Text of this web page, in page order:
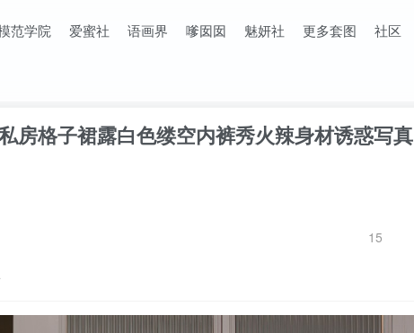
范学院 爱蜜社 语画界 嗲囡囡 魅妍社
房格子裙露白色缕空内裤秀火辣身材诱惑写真